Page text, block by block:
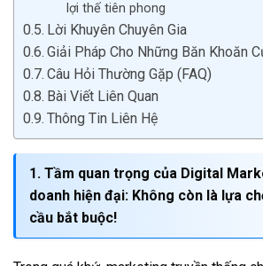
lợi thế tiên phong
Lời Khuyên Chuyên Gia
Giải Pháp Cho Những Băn Khoăn
Câu Hỏi Thường Gặp (FAQ)
Bài Viết Liên Quan
Thông Tin Liên Hệ
1. Tầm quan trọng của Digital
doanh hiện đại: Không còn là lựa
cầu bắt buộc!